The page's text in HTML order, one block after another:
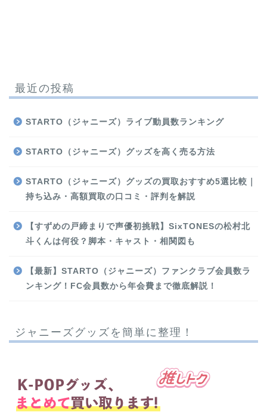
最近の投稿
STARTO（ジャニーズ）ライブ動員数ランキング
STARTO（ジャニーズ）グッズを高く売る方法
STARTO（ジャニーズ）グッズの買取おすすめ5選比較｜
持ち込み・高額買取の口コミ・評判を解説
【すずめの戸締まりで声優初挑戦】SixTONESの松村北
斗くんは何役？脚本・キャスト・相関図も
【最新】STARTO（ジャニーズ）ファンクラブ会員数ラ
ンキング！FC会員数から年会費まで徹底解説！
ジャニーズグッズを簡単に整理！